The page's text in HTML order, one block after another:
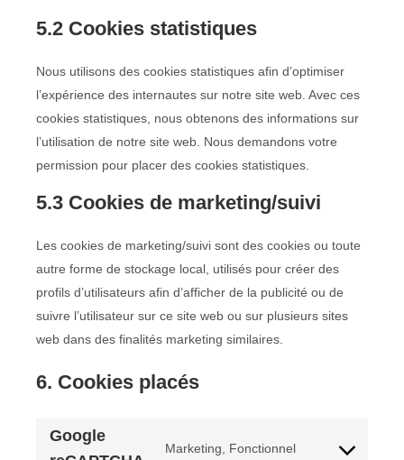
5.2 Cookies statistiques
Nous utilisons des cookies statistiques afin d’optimiser
l’expérience des internautes sur notre site web. Avec ces
cookies statistiques, nous obtenons des informations sur
l’utilisation de notre site web. Nous demandons votre
permission pour placer des cookies statistiques.
5.3 Cookies de marketing/suivi
Les cookies de marketing/suivi sont des cookies ou toute
autre forme de stockage local, utilisés pour créer des
profils d’utilisateurs afin d’afficher de la publicité ou de
suivre l’utilisateur sur ce site web ou sur plusieurs sites
web dans des finalités marketing similaires.
6. Cookies placés
Google
Marketing, Fonctionnel